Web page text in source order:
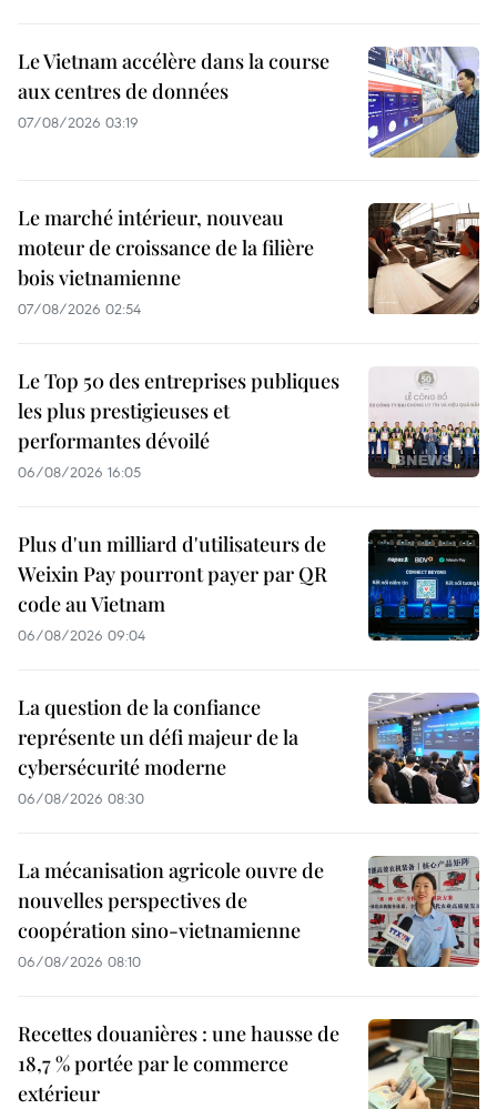
Le Vietnam accélère dans la course
aux centres de données
07/08/2026 03:19
Le marché intérieur, nouveau
moteur de croissance de la filière
bois vietnamienne
07/08/2026 02:54
Le Top 50 des entreprises publiques
les plus prestigieuses et
performantes dévoilé
06/08/2026 16:05
Plus d'un milliard d'utilisateurs de
Weixin Pay pourront payer par QR
code au Vietnam
06/08/2026 09:04
La question de la confiance
représente un défi majeur de la
cybersécurité moderne
06/08/2026 08:30
La mécanisation agricole ouvre de
nouvelles perspectives de
coopération sino-vietnamienne
06/08/2026 08:10
Recettes douanières : une hausse de
18,7 % portée par le commerce
extérieur